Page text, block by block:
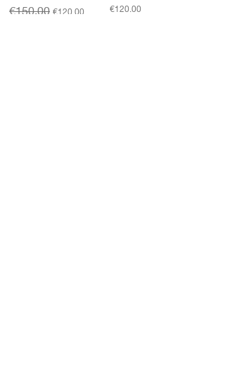
Regular Price
€150.00 Sale Price
€120.00
Price
€120.00